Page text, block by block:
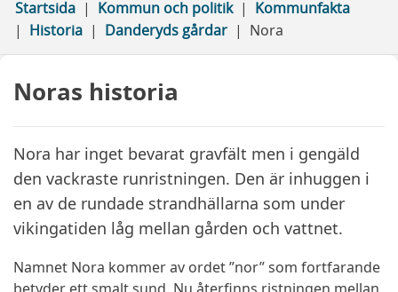
Startsida Kommun och politik
Kommunfakta
Historia
Danderyds gårdar Nora
Noras historia
Nora har inget bevarat gravfält men i gengäld
den vackraste runristningen. Den är inhuggen i
en av de rundade strandhällarna som under
vikingatiden låg mellan gården och vattnet.
Namnet Nora kommer av ordet ”nor” som fortfarande